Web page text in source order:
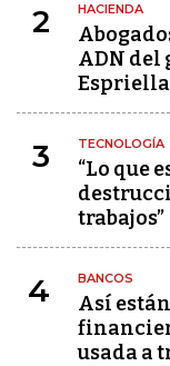
2 HACIENDA
ADN del
Espriella
3 TECNOLOGÍA
“Lo que
trabajos”
4 BANCOS
Así
usada a